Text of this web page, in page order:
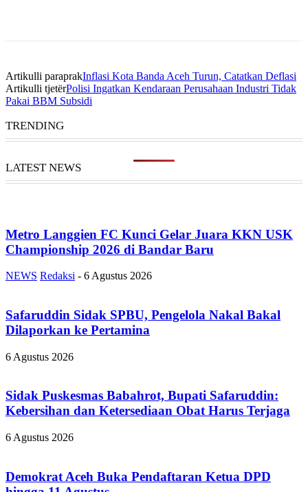
Artikulli paraprakInflasi Kota Banda Aceh Turun, Catatkan Deflasi
Artikulli tjetërPolisi Ingatkan Kendaraan Perusahaan Industri Tidak
Pakai BBM Subsidi
TRENDING
LATEST NEWS
Metro Langgien FC Kunci Gelar Juara KKN USK
Championship 2026 di Bandar Baru
NEWS Redaksi - 6 Agustus 2026
Safaruddin Sidak SPBU, Pengelola Nakal Bakal
Dilaporkan ke Pertamina
6 Agustus 2026
Sidak Puskesmas Babahrot, Bupati Safaruddin:
Kebersihan dan Ketersediaan Obat Harus Terjaga
6 Agustus 2026
Demokrat Aceh Buka Pendaftaran Ketua DPD